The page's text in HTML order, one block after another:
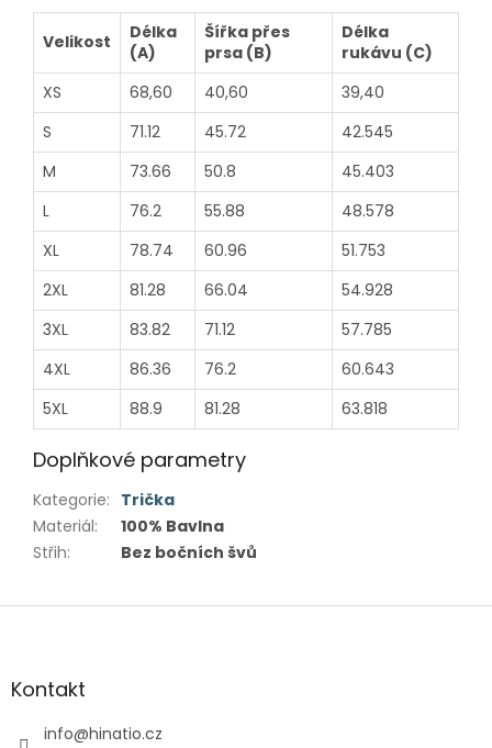
Velikost
Délka
(A)
Šířka přes
prsa (B)
Délka
rukávu (C)
XS
68,60 40,60
39,40
S
71.12 45.72
42.545
M
73.66 50.8
45.403
L
76.2 55.88
48.578
XL
78.74 60.96
51.753
2XL
81.28 66.04
54.928
3XL
83.82 71.12
57.785
4XL
86.36 76.2
60.643
5XL
88.9 81.28 63.818
Doplňkové parametry
Kategorie: Trička
Materiál:
100% Bavlna
Střih: Bez bočních švů
Z
aKontakt
info@hinatio.cz